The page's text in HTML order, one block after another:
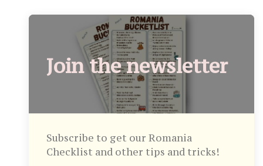
Join the newsletter
Subscribe to get our Romania
Checklist and other tips and tricks!